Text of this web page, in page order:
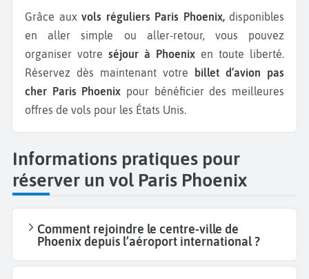
Grâce aux vols réguliers Paris Phoenix, disponibles
en aller simple ou aller-retour, vous pouvez
organiser votre séjour à Phoenix en toute liberté.
Réservez dès maintenant votre
billet d’avion pas
cher Paris Phoenix pour bénéficier des meilleures
offres de vols pour les États Unis.
Informations pratiques pour
réserver un vol Paris Phoenix
Comment rejoindre le centre-ville de
Phoenix depuis l’aéroport international ?